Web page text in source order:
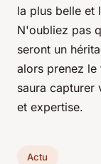
la plus belle et
N'oubliez pas
seront un
alors prenez
saura capturer
et expertise.
Actu